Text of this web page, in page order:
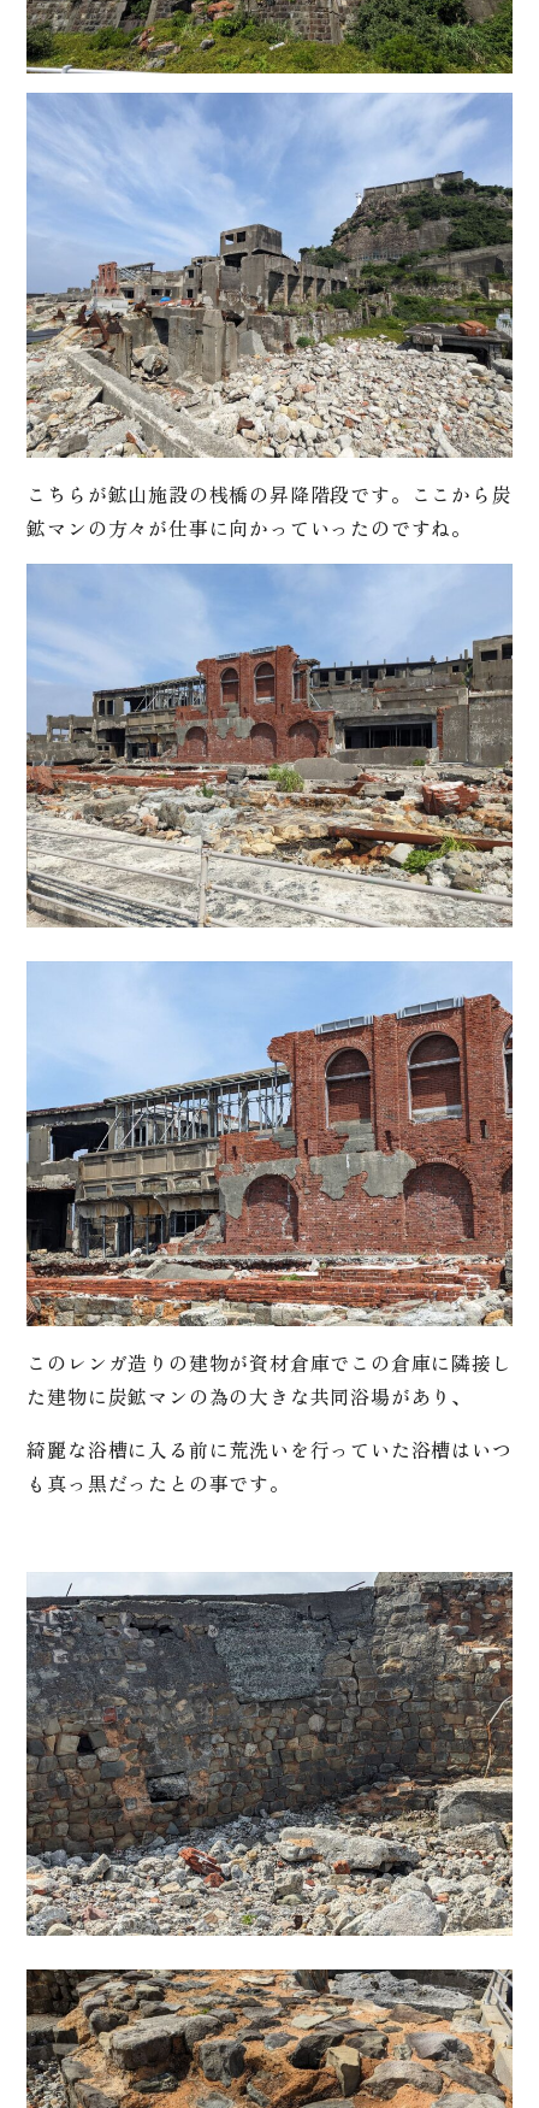
こちらが鉱山施設の桟橋の昇降階段です。ここから炭
鉱マンの方々が仕事に向かっていったのですね。
このレンガ造りの建物が資材倉庫でこの倉庫に隣接し
た建物に炭鉱マンの為の大きな共同浴場があり、
綺麗な浴槽に入る前に荒洗いを行っていた浴槽はいつ
も真っ黒だったとの事です。